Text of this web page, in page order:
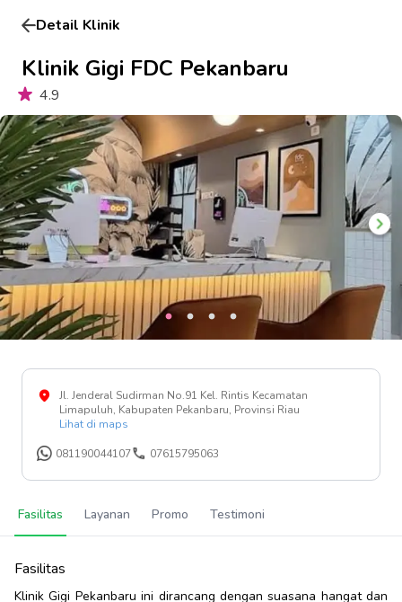
Detail Klinik
Klinik Gigi FDC Pekanbaru
4.9
Jl. Jenderal Sudirman No.91 Kel. Rintis Kecamatan
Limapuluh, Kabupaten Pekanbaru, Provinsi Riau
Lihat di maps
081190044107 07615795063
Fasilitas Layanan Promo Testimoni
Fasilitas
Klinik Gigi Pekanbaru ini dirancang dengan suasana hangat dan